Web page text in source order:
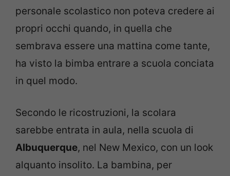
personale scolastico non poteva credere ai
propri occhi quando, in quella che
sembrava essere una mattina come tante,
ha visto la bimba entrare a scuola conciata
in quel modo.
Secondo le ricostruzioni, la scolara
sarebbe entrata in aula, nella scuola di
Albuquerque, nel New Mexico, con un look
alquanto insolito. La bambina, per